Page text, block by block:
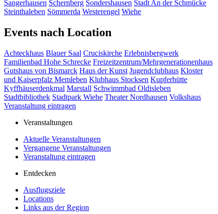
Sangerhausen Schernberg Sondershausen Stadt An der Schmücke
Steinthaleben Sömmerda Westerengel Wiehe
Events nach Location
Achteckhaus Blauer Saal Cruciskirche Erlebnisbergwerk
Familienbad Hohe Schrecke Freizeitzentrum/Mehrgenerationenhaus
Gutshaus von Bismarck Haus der Kunst Jugendclubhaus Kloster
und Kaiserpfalz Memleben Klubhaus Stocksen Kupferhütte
Kyffhäuserdenkmal Marstall Schwimmbad Oldisleben
Stadtbibliothek Stadtpark Wiehe Theater Nordhausen Volkshaus
Veranstaltung eintragen
Veranstaltungen
Aktuelle Veranstaltungen
Vergangene Veranstaltungen
Veranstaltung eintragen
Entdecken
Ausflugsziele
Locations
Links aus der Region